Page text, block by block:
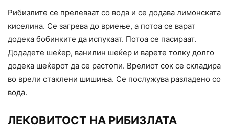
Рибизлите се прелеваат со вода и се додава лимонската
киселина. Се загрева до вриење, а потоа се варат
додека бобинките да испукаат. Потоа се пасираат.
Додадете шеќер, ванилин шеќер и варете толку долго
додека шеќерот да се растопи. Врелиот сок се складира
во врели стаклени шишиња. Се послужува разладено со
вода.
ЛЕКОВИТОСТ НА РИБИЗЛАТА